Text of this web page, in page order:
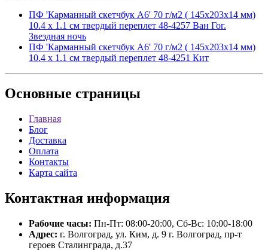
ПФ 'Карманный скетчбук А6' 70 г/м2 ( 145х203х14 мм)
10.4 х 1.1 см твердый переплет 48-4257 Ван Гог.
Звездная ночь
ПФ 'Карманный скетчбук А6' 70 г/м2 ( 145х203х14 мм)
10.4 х 1.1 см твердый переплет 48-4251 Кит
Основные страницы
Главная
Блог
Доставка
Оплата
Контакты
Карта сайта
Контактная информация
Рабочие часы: Пн-Пт: 08:00-20:00, Сб-Вс: 10:00-18:00
Адрес: г. Волгоград, ул. Ким, д. 9 г. Волгоград, пр-т
героев Сталинграда, д.37